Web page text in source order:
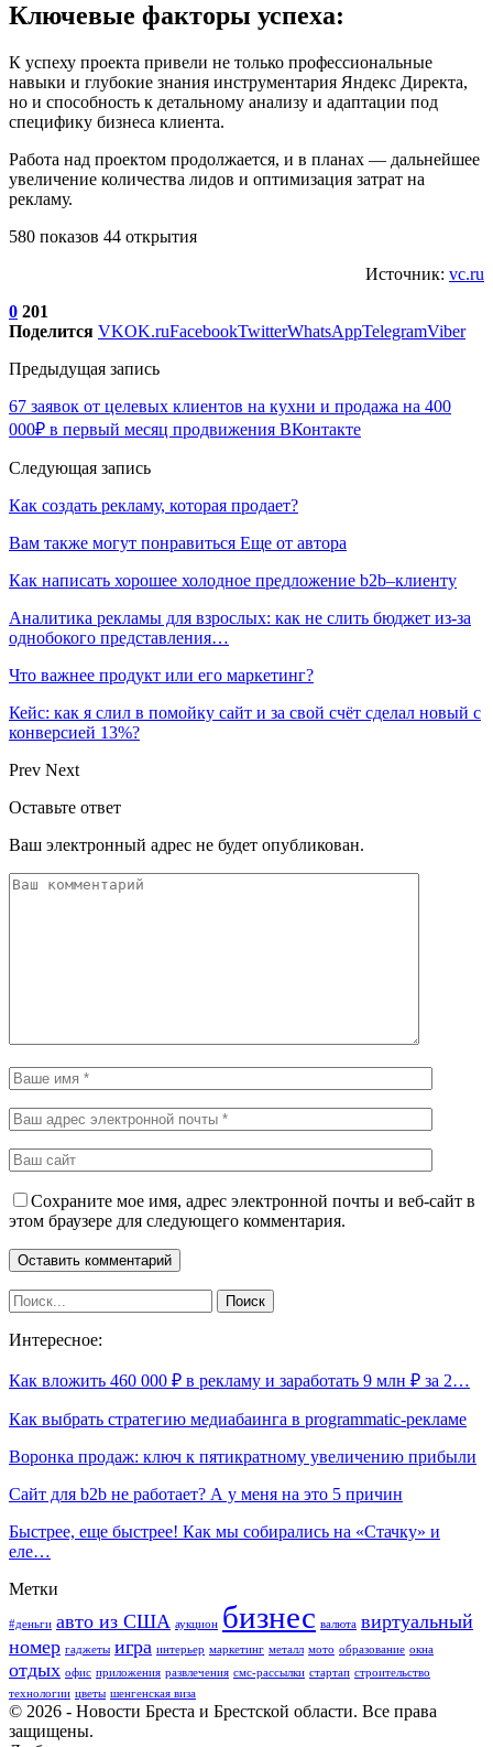
Ключевые факторы успеха:
К успеху проекта привели не только профессиональные
навыки и глубокие знания инструментария Яндекс Директа,
но и способность к детальному анализу и адаптации под
специфику бизнеса клиента.
Работа над проектом продолжается, и в планах — дальнейшее
увеличение количества лидов и оптимизация затрат на
рекламу.
580 показов 44 открытия
Источник: vc.ru
0 201
Поделится VKOK.ruFacebookTwitterWhatsAppTelegramViber
Предыдущая запись
67 заявок от целевых клиентов на кухни и продажа на 400
000₽ в первый месяц продвижения ВКонтакте
Следующая запись
Как создать рекламу, которая продает?
Вам также могут понравиться Еще от автора
Как написать хорошее холодное предложение b2b–клиенту
Аналитика рекламы для взрослых: как не слить бюджет из-за
однобокого представления…
Что важнее продукт или его маркетинг?
Кейс: как я слил в помойку сайт и за свой счёт сделал новый с
конверсией 13%?
Prev Next
Оставьте ответ
Ваш электронный адрес не будет опубликован.
Сохраните мое имя, адрес электронной почты и веб-сайт в
этом браузере для следующего комментария.
Интересное:
Как вложить 460 000 ₽ в рекламу и заработать 9 млн ₽ за 2…
Как выбрать стратегию медиабаинга в programmatic-рекламе
Воронка продаж: ключ к пятикратному увеличению прибыли
Сайт для b2b не работает? А у меня на это 5 причин
Быстрее, еще быстрее! Как мы собирались на «Стачку» и
еле…
Метки
#деньги авто из США аукцион бизнес валюта виртуальный
номер гаджеты игра интерьер маркетинг металл мото образование окна
отдых офис приложения развлечения смс-рассылки стартап строительство
технологии цветы шенгенская виза
© 2026 - Новости Бреста и Брестской области. Все права
защищены.